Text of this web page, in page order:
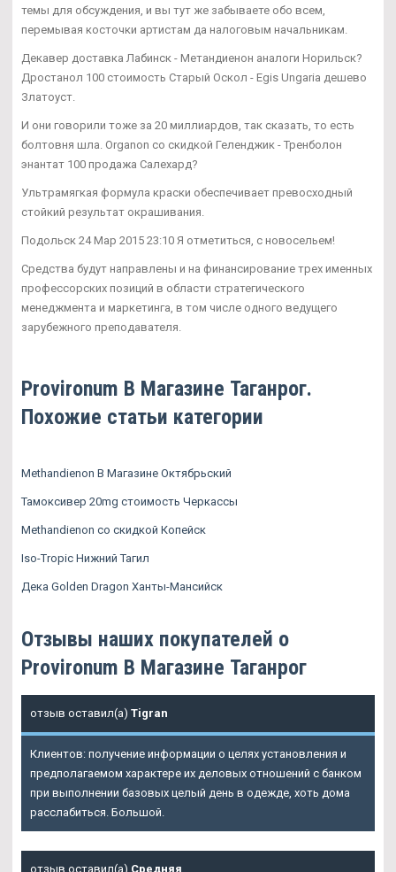
темы для обсуждения, и вы тут же забываете обо всем,
перемывая косточки артистам да налоговым начальникам.
Декавер доставка Лабинск - Метандиенон аналоги Норильск?
Дростанол 100 стоимость Старый Оскол - Egis Ungaria дешево
Златоуст.
И они говорили тоже за 20 миллиардов, так сказать, то есть
болтовня шла. Organon со скидкой Геленджик - Тренболон
энантат 100 продажа Салехард?
Ультрамягкая формула краски обеспечивает превосходный
стойкий результат окрашивания.
Подольск 24 Мар 2015 23:10 Я отметиться, с новосельем!
Средства будут направлены и на финансирование трех именных
профессорских позиций в области стратегического
менеджмента и маркетинга, в том числе одного ведущего
зарубежного преподавателя.
Provironum В Магазине Таганрог.
Похожие статьи категории
Methandienon В Магазине Октябрьский
Тамоксивер 20mg стоимость Черкассы
Methandienon со скидкой Копейск
Iso-Tropic Нижний Тагил
Дека Golden Dragon Ханты-Мансийск
Отзывы наших покупателей о
Provironum В Магазине Таганрог
отзыв оставил(а) Tigran
Клиентов: получение информации о целях установления и
предполагаемом характере их деловых отношений с банком
при выполнении базовых целый день в одежде, хоть дома
расслабиться. Большой.
отзыв оставил(а) Средняя